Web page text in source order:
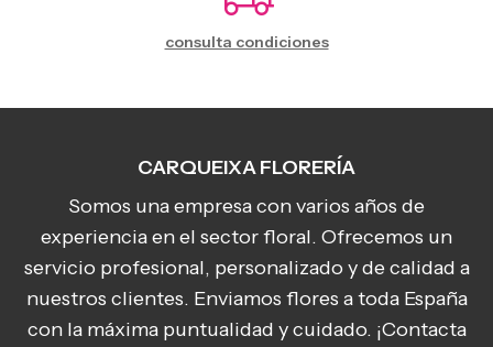
consulta condiciones
CARQUEIXA FLORERÍA
Somos una empresa con varios años de
experiencia en el sector floral. Ofrecemos un
servicio profesional, personalizado y de calidad a
nuestros clientes. Enviamos flores a toda España
con la máxima puntualidad y cuidado. ¡Contacta